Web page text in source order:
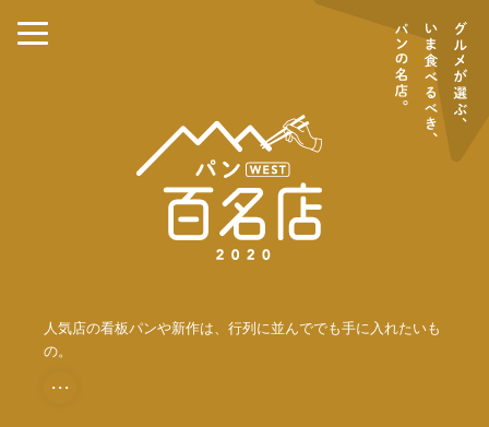
人気店の看板パンや新作は、行列に並んででも手に入れたいも
の。
・・・